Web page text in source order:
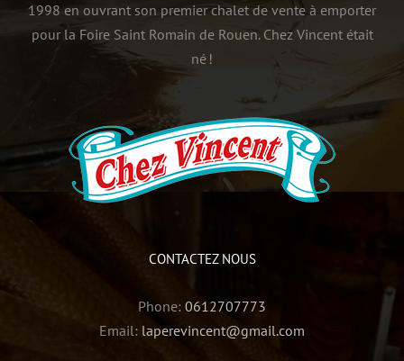
1998 en ouvrant son premier chalet de vente à emporter
pour la Foire Saint Romain de Rouen. Chez Vincent était
né !
CONTACTEZ NOUS
Phone: 0612707773
Email: laperevincent@gmail.com